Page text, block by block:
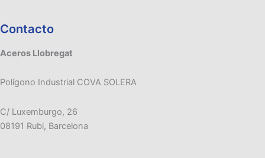
Contacto
Aceros Llobregat
Polígono Industrial COVA SOLERA
C/ Luxemburgo, 26
08191 Rubi, Barcelona